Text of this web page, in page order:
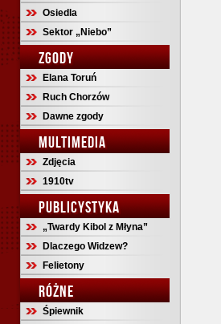
Osiedla
Sektor „Niebo”
ZGODY
Elana Toruń
Ruch Chorzów
Dawne zgody
MULTIMEDIA
Zdjęcia
1910tv
PUBLICYSTYKA
„Twardy Kibol z Młyna”
Dlaczego Widzew?
Felietony
RÓŻNE
Śpiewnik